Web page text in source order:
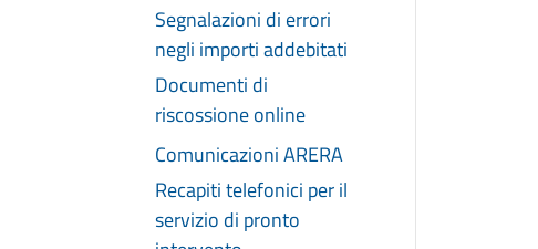
Segnalazioni di errori
negli importi addebitati
Documenti di
riscossione online
Comunicazioni ARERA
Recapiti telefonici per il
servizio di pronto